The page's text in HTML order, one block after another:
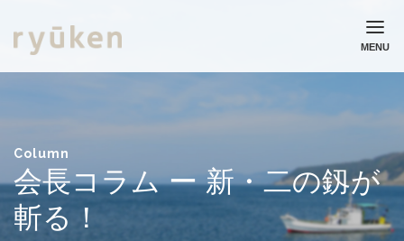
業務実績
コラム
ニュース
採用情報
MENU
Column
会長コラム ー 新・二の釼が
斬る！